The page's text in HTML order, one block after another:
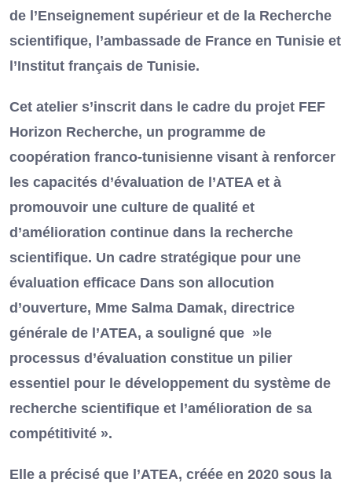
de l’Enseignement supérieur et de la Recherche
scientifique, l’ambassade de France en Tunisie et
l’Institut français de Tunisie.
Cet atelier s’inscrit dans le cadre du projet FEF
Horizon Recherche, un programme de
coopération franco-tunisienne visant à renforcer
les capacités d’évaluation de l’ATEA et à
promouvoir une culture de qualité et
d’amélioration continue dans la recherche
scientifique. Un cadre stratégique pour une
évaluation efficace Dans son allocution
d’ouverture, Mme Salma Damak, directrice
générale de l’ATEA, a souligné que »le
processus d’évaluation constitue un pilier
essentiel pour le développement du système de
recherche scientifique et l’amélioration de sa
compétitivité ».
Elle a précisé que l’ATEA, créée en 2020 sous la